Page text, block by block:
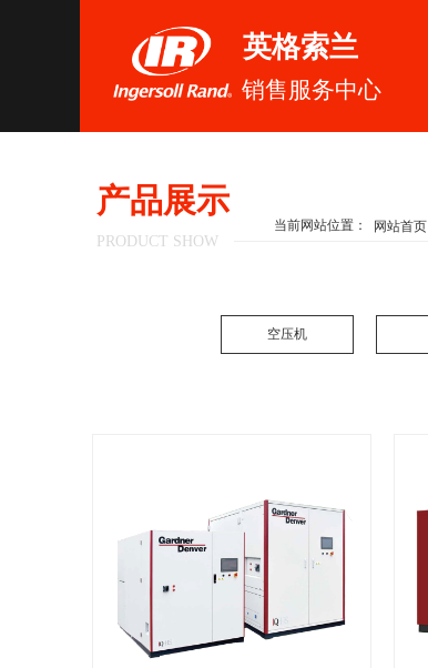
销售服务中心
英格索兰
产品展示
当前网站位置： 网站首页
PRODUCT SHOW
空压机